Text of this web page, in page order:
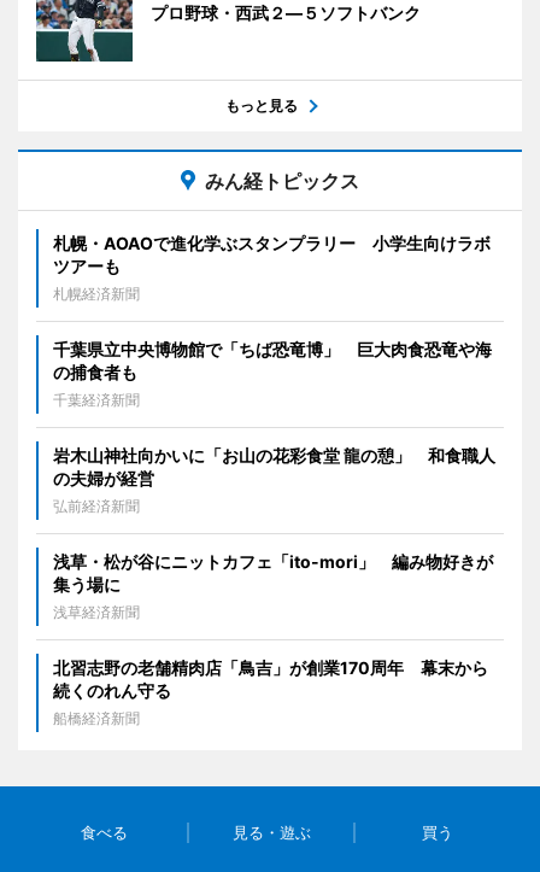
プロ野球・西武２―５ソフトバンク
もっと見る
みん経トピックス
札幌・AOAOで進化学ぶスタンプラリー 小学生向けラボ
ツアーも
札幌経済新聞
千葉県立中央博物館で「ちば恐竜博」 巨大肉食恐竜や海
の捕食者も
千葉経済新聞
岩木山神社向かいに「お山の花彩食堂 龍の憩」 和食職人
の夫婦が経営
弘前経済新聞
浅草・松が谷にニットカフェ「ito-mori」 編み物好きが
集う場に
浅草経済新聞
北習志野の老舗精肉店「鳥吉」が創業170周年 幕末から
続くのれん守る
船橋経済新聞
食べる 見る・遊ぶ 買う